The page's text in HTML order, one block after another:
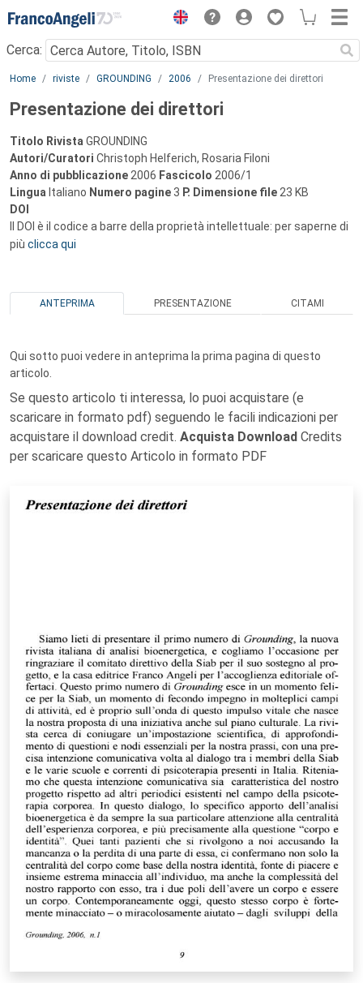
Menu
Cerca:
Main content
Home riviste GROUNDING 2006 Presentazione dei direttori
Presentazione dei direttori
Titolo Rivista GROUNDING
Autori/Curatori Christoph Helferich, Rosaria Filoni
Anno di pubblicazione 2006 Fascicolo 2006/1
Lingua Italiano Numero pagine 3 P. Dimensione file 23 KB
DOI
Il DOI è il codice a barre della proprietà intellettuale: per saperne di
più clicca qui
ANTEPRIMA PRESENTAZIONE CITAMI
Qui sotto puoi vedere in anteprima la prima pagina di questo
articolo.
Se questo articolo ti interessa, lo puoi acquistare (e
scaricare in formato pdf) seguendo le facili indicazioni per
acquistare il download credit. Acquista Download Credits
per scaricare questo Articolo in formato PDF